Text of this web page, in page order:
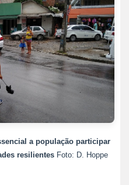
a população participar
resilientes Foto: D. Hoppe